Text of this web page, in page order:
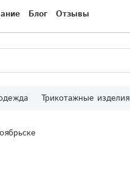
Блог Отзывы
Трикотажные изделия